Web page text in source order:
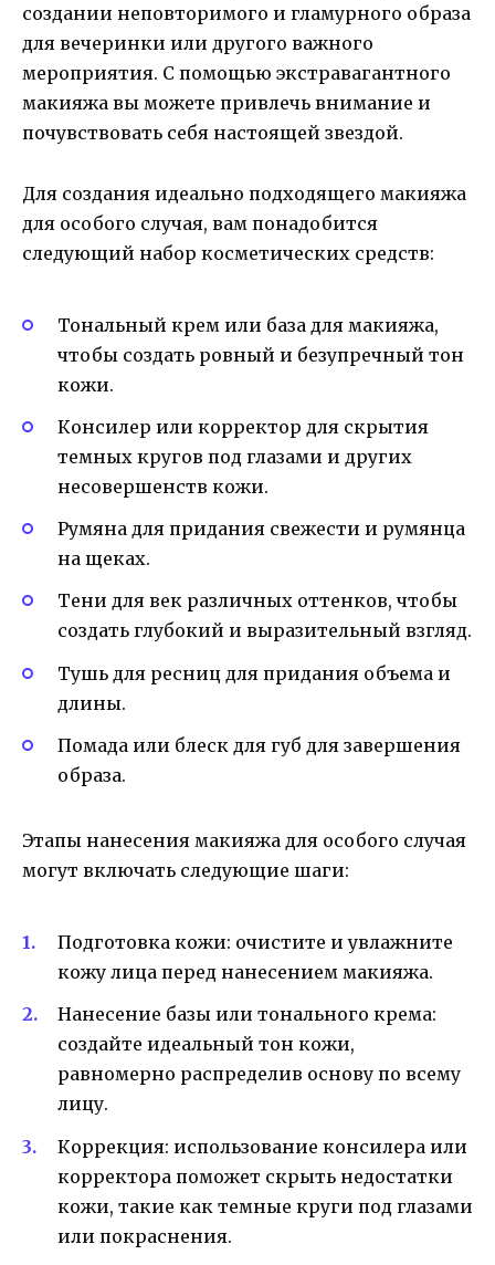
создании неповторимого и гламурного образа
для вечеринки или другого важного
мероприятия. С помощью экстравагантного
макияжа вы можете привлечь внимание и
почувствовать себя настоящей звездой.
Для создания идеально подходящего макияжа
для особого случая, вам понадобится
следующий набор косметических средств:
Тональный крем или база для макияжа,
чтобы создать ровный и безупречный тон
кожи.
Консилер или корректор для скрытия
темных кругов под глазами и других
несовершенств кожи.
Румяна для придания свежести и румянца
на щеках.
Тени для век различных оттенков, чтобы
создать глубокий и выразительный взгляд.
Тушь для ресниц для придания объема и
длины.
Помада или блеск для губ для завершения
образа.
Этапы нанесения макияжа для особого случая
могут включать следующие шаги:
Подготовка кожи: очистите и увлажните
кожу лица перед нанесением макияжа.
Нанесение базы или тонального крема:
создайте идеальный тон кожи,
равномерно распределив основу по всему
лицу.
Коррекция: использование консилера или
корректора поможет скрыть недостатки
кожи, такие как темные круги под глазами
или покраснения.